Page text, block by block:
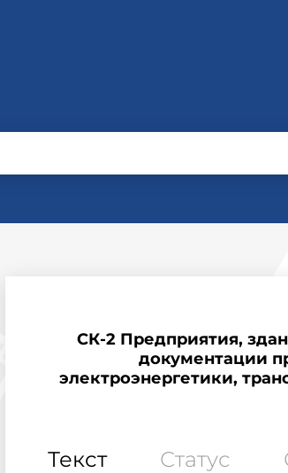
СК-2 Предприятия,
документации
электроэнергетики,
Текст Статус